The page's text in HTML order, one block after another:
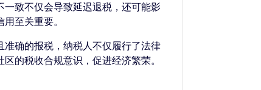
致不仅会导致延迟退税，还可能影
至关重要。
确的报税，纳税人不仅履行了法律
的税收合规意识，促进经济繁荣。